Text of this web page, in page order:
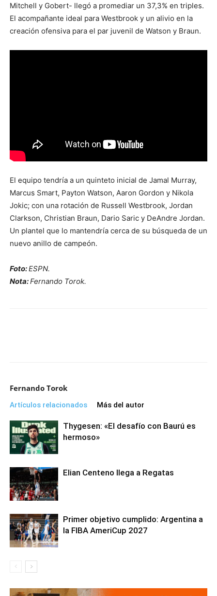
Mitchell y Gobert- llegó a promediar un 37,3% en triples.
El acompañante ideal para Westbrook y un alivio en la
creación ofensiva para el par juvenil de Watson y Braun.
El equipo tendría a un quinteto inicial de Jamal Murray,
Marcus Smart, Payton Watson, Aaron Gordon y Nikola
Jokic; con una rotación de Russell Westbrook, Jordan
Clarkson, Christian Braun, Dario Saric y DeAndre Jordan.
Un plantel que lo mantendría cerca de su búsqueda de un
nuevo anillo de campeón.
Foto:ESPN.
Nota:Fernando Torok.
Fernando Torok
Artículos relacionados Más del autor
Thygesen: «El desafío con Baurú es
hermoso»
Elian Centeno llega a Regatas
Primer objetivo cumplido: Argentina a
la FIBA AmeriCup 2027